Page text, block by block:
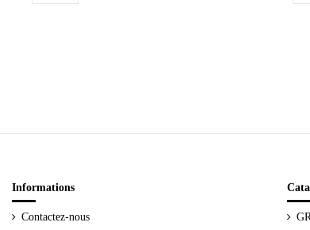
Informations
Contactez-nous